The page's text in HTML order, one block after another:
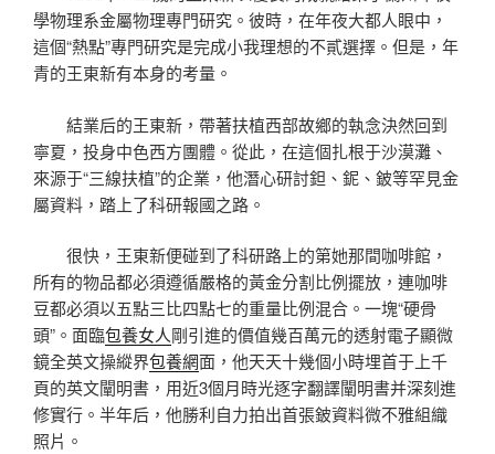
學物理系金屬物理專門研究。彼時，在年夜大都人眼中，
這個“熱點”專門研究是完成小我理想的不貳選擇。但是，年
青的王東新有本身的考量。
結業后的王東新，帶著扶植西部故鄉的執念決然回到
寧夏，投身中色西方團體。從此，在這個扎根于沙漠灘、
來源于“三線扶植”的企業，他潛心研討鉭、鈮、鈹等罕見金
屬資料，踏上了科研報國之路。
很快，王東新便碰到了科研路上的第她那間咖啡館，
所有的物品都必須遵循嚴格的黃金分割比例擺放，連咖啡
豆都必須以五點三比四點七的重量比例混合。一塊“硬骨
頭”。面臨包養女人剛引進的價值幾百萬元的透射電子顯微
鏡全英文操縱界包養網面，他天天十幾個小時埋首于上千
頁的英文闡明書，用近3個月時光逐字翻譯闡明書并深刻進
修實行。半年后，他勝利自力拍出首張鈹資料微不雅組織
照片。